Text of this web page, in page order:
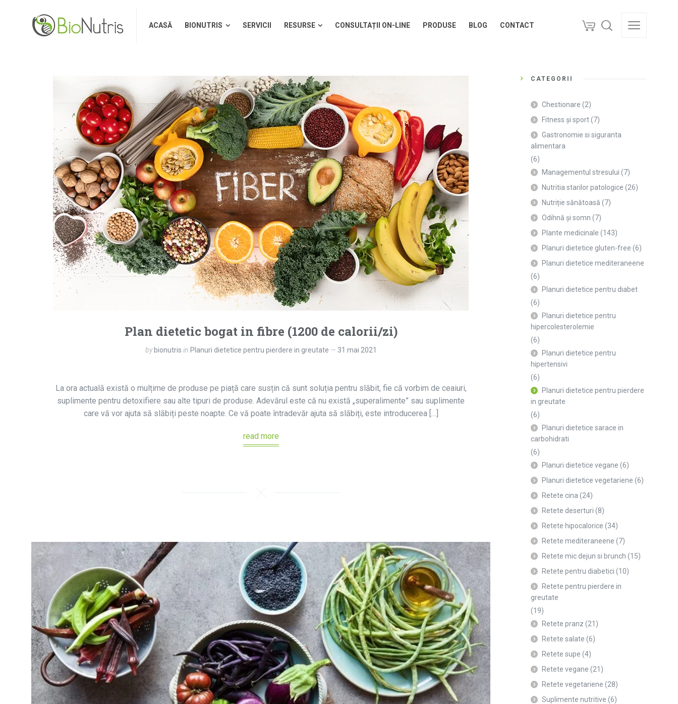
ACASĂ BIONUTRIS SERVICII RESURSE CONSULTAȚII ON-LINE PRODUSE BLOG CONTACT
Plan dietetic bogat in fibre (1200 de calorii/zi)
by bionutris in Planuri dietetice pentru pierdere in greutate 31 mai 2021
La ora actuală există o mulțime de produse pe piață care susțin că sunt soluția pentru slăbit, fie că vorbim de ceaiuri,
suplimente pentru detoxifiere sau alte tipuri de produse. Adevărul este că nu există „superalimente” sau suplimente
care vă vor ajuta să slăbiți peste noapte. Ce vă poate întradevăr ajuta să slăbiți, este introducerea […]
read more
CATEGORII
Chestionare (2)
Fitness și sport(7)
Gastronomie si siguranta
alimentara
(6)
Managementul stresului (7)
Nutritia starilor patologice (26)
Nutriție sănătoasă (7)
Odihnă și somn (7)
Plante medicinale (143)
Planuri dietetice gluten-free (6)
Planuri dietetice mediteraneene
(6)
Planuri dietetice pentru diabet
(6)
Planuri dietetice pentru
hipercolesterolemie
(6)
Planuri dietetice pentru
hipertensivi
(6)
Planuri dietetice pentru pierdere
in greutate
(6)
Planuri dietetice sarace in
carbohidrati
(6)
Planuri dietetice vegane (6)
Planuri dietetice vegetariene (6)
Retete cina (24)
Retete deserturi (8)
Retete hipocalorice (34)
Retete mediteraneene (7)
Retete mic dejun si brunch (15)
Retete pentru diabetici (10)
Retete pentru pierdere in
greutate
(19)
Retete pranz (21)
Retete salate (6)
Retete supe (4)
Retete vegane (21)
Retete vegetariene (28)
Suplimente nutritive (6)